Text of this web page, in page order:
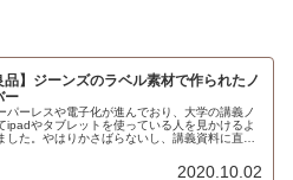
品】ジーンズのラベル素材で作られたノ
ー
パーレスや電子化が進んでおり、大学の講義ノ
ipadやタブレットを使っている人を見かけるよ
した。やはりかさばらないし、講義資料に直接
2020.10.02